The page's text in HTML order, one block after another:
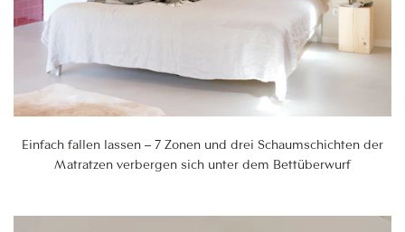
Einfach fallen lassen – 7 Zonen und drei Schaumschichten der
Matratzen verbergen sich unter dem Bettüberwurf